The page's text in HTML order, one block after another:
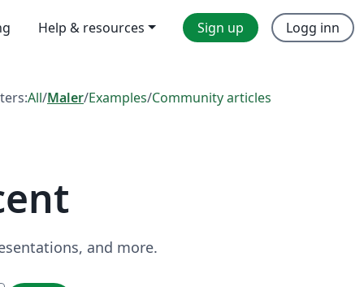
Help & resources Sign up Logg inn
All/Maler/Examples/Community articles
and more.